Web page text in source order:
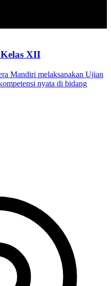
XII
Mandiri melaksanakan Ujian
nyata di bidang